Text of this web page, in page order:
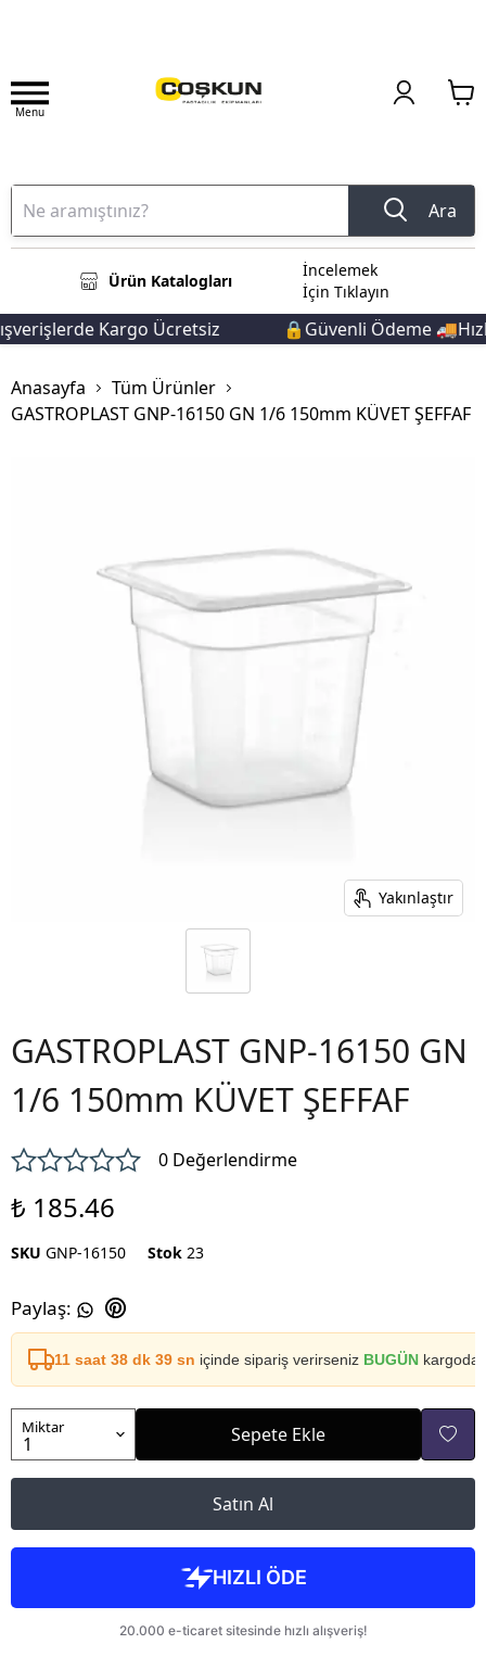
Menu
Ara
Ürün Katalogları
İncelemek
İçin Tıklayın
Kargo Ücretsiz 🔒Güvenli Ödeme
Anasayfa
Tüm Ürünler
GASTROPLAST GNP-16150 GN 1/6 150mm KÜVET ŞEFFAF
Yakınlaştır
GASTROPLAST GNP-16150 GN
1/6 150mm KÜVET ŞEFFAF
0 Değerlendirme
₺ 185.46
SKU GNP-16150 Stok 23
Paylaş:
11 saat 38 dk 39 sn içinde sipariş verirseniz BUGÜN kargoda
Miktar Sepete Ekle
Satın Al